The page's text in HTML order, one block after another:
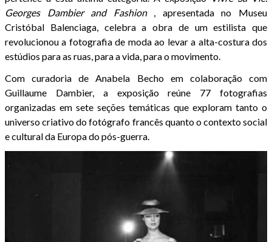
Georges Dambier and Fashion, apresentada no Museu
Cristóbal Balenciaga, celebra a obra de um estilista que
revolucionou a fotografia de moda ao levar a alta-costura dos
estúdios para as ruas, para a vida, para o movimento.
Com curadoria de Anabela Becho em colaboração com
Guillaume Dambier, a exposição reúne 77 fotografias
organizadas em sete seções temáticas que exploram tanto o
universo criativo do fotógrafo francês quanto o contexto social
e cultural da Europa do pós-guerra.